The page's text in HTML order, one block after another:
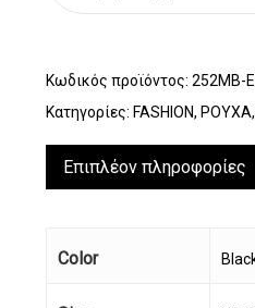
Κωδικός προϊόντος: 252MB-
Κατηγορίες: FASHION, ΡΟΥΧΑ,
Επιπλέον πληροφορίες
Color